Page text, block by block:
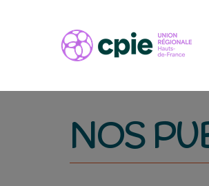
NOS